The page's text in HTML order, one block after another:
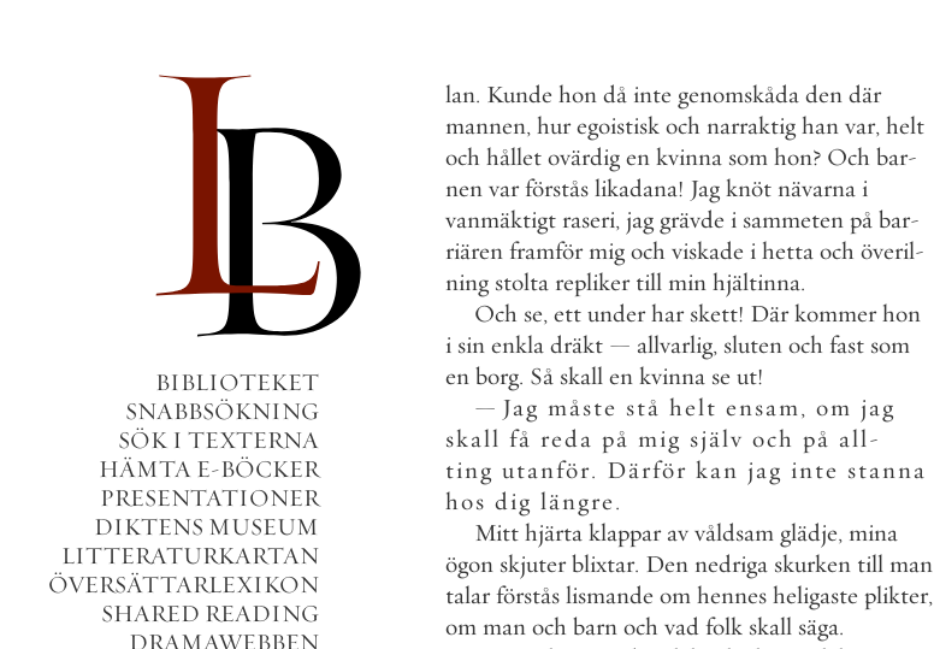
BIBLIOTEKET
SNABBSÖKNING
SÖK I TEXTERNA
HÄMTA E-BÖCKER
PRESENTATIONER
DIKTENS MUSEUM
LITTERATURKARTAN
ÖVERSÄTTARLEXIKON
SHARED READING
DRAMAWEBBEN
lan. Kunde hon då inte genomskåda den där
mannen, hur egoistisk och narraktig han var, helt
och hållet ovärdig en kvinna som hon? Och bar-
nen var förstås likadana! Jag knöt nävarna i
vanmäktigt raseri, jag grävde i sammeten på bar-
riären framför mig och viskade i hetta och överil-
ning stolta repliker till min hjältinna.
Och se, ett under har skett! Där kommer hon
i sin enkla dräkt — allvarlig, sluten och fast som
en borg. Så skall en kvinna se ut!
— Jag måste stå helt ensam, om jag
skall få reda på mig själv och på all-
ting utanför. Därför kan jag inte stanna
hos dig längre.
Mitt hjärta klappar av våldsam glädje, mina
ögon skjuter blixtar. Den nedriga skurken till man
talar förstås lismande om hennes heligaste plikter,
om man och barn och vad folk skall säga.